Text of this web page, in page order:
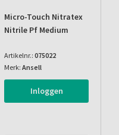
Micro-Touch Nitratex
Nitrile Pf Medium
Artikelnr.: 075022
Merk: Ansell
Inloggen